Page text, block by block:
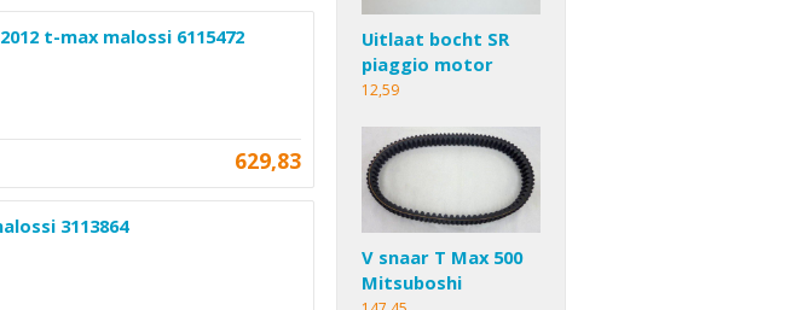
t-max malossi 6115472
629,83
3113864
Uitlaat bocht SR
piaggio motor
12,59
V snaar T Max 500
Mitsuboshi